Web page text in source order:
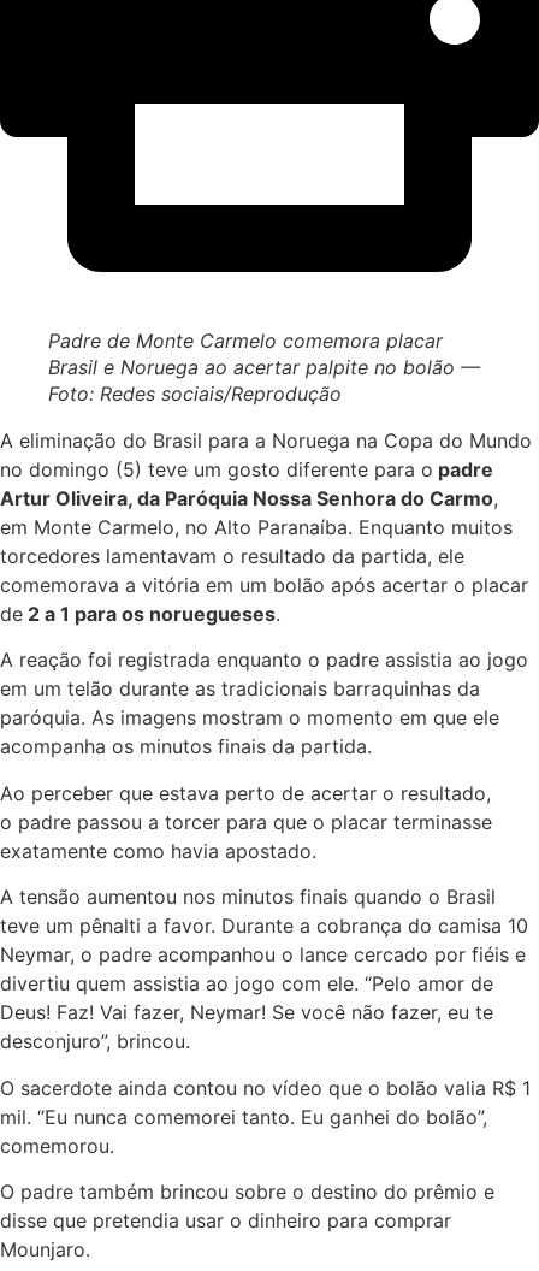
Padre de Monte Carmelo comemora placar
Brasil e Noruega ao acertar palpite no bolão —
Foto: Redes sociais/Reprodução
A eliminação do Brasil para a Noruega na Copa do Mundo
no domingo (5) teve um gosto diferente para o padre
Artur Oliveira, da Paróquia Nossa Senhora do Carmo,
em Monte Carmelo, no Alto Paranaíba. Enquanto muitos
torcedores lamentavam o resultado da partida, ele
comemorava a vitória em um bolão após acertar o placar
de 2 a 1 para os noruegueses.
A reação foi registrada enquanto o padre assistia ao jogo
em um telão durante as tradicionais barraquinhas da
paróquia. As imagens mostram o momento em que ele
acompanha os minutos finais da partida.
Ao perceber que estava perto de acertar o resultado,
o padre passou a torcer para que o placar terminasse
exatamente como havia apostado.
A tensão aumentou nos minutos finais quando o Brasil
teve um pênalti a favor. Durante a cobrança do camisa 10
Neymar, o padre acompanhou o lance cercado por fiéis e
divertiu quem assistia ao jogo com ele. “Pelo amor de
Deus! Faz! Vai fazer, Neymar! Se você não fazer, eu te
desconjuro”, brincou.
O sacerdote ainda contou no vídeo que o bolão valia R$ 1
mil. “Eu nunca comemorei tanto. Eu ganhei do bolão”,
comemorou.
O padre também brincou sobre o destino do prêmio e
disse que pretendia usar o dinheiro para comprar
Mounjaro.